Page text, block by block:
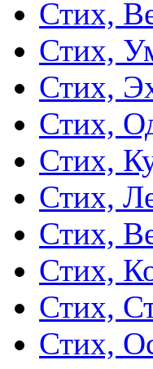
Стих,
Стих,
Стих,
Стих,
Стих,
Стих,
Стих,
Стих,
Стих,
Стих,